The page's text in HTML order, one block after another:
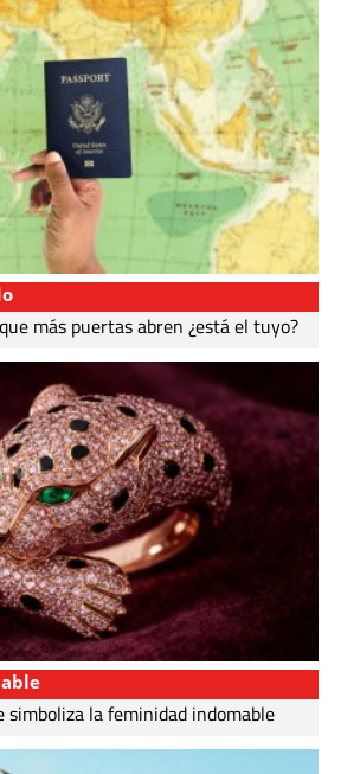
más puertas abren ¿está el tuyo?
simboliza la feminidad indomable